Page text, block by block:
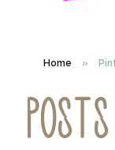
Home »